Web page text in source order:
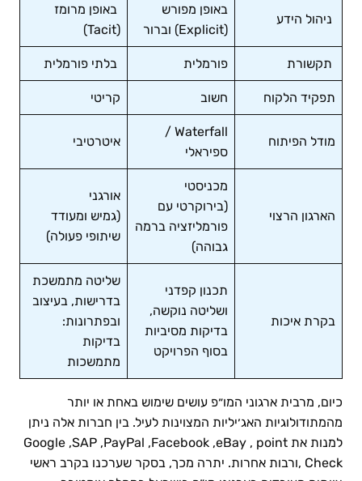
ניהול הידע
באופן מפורש
(Explicit) וברור
באופן מרומז
(Tacit)
תקשורת פורמלית בלתי פורמלית
תפקיד הלקוח חשוב קריטי
מודל הפיתוח
Waterfall /
ספיראלי
איטרטיבי
הארגון הרצוי
מכניסטי
(בירוקרטי עם
פורמליזציה ברמה
גבוהה)
אורגני
(גמיש ומעודד
שיתופי פעולה)
בקרת איכות
תכנון קפדני
ושליטה נוקשה,
בדיקות מסיביות
בסוף הפרויקט
שליטה מתמשכת
בדרישות, בעיצוב
ובפתרונות:
בדיקות
מתמשכות
כיום, מרבית ארגוני המו״פ עושים שימוש באחת או יותר
מהמתודולוגיות האג׳יליות המצוינות לעיל. בין חברות אלה ניתן
למנות את Google ,SAP ,PayPal ,Facebook ,eBay , point
Check ,ורבות אחרות. יתרה מכך, בסקר שערכנו בקרב ראשי